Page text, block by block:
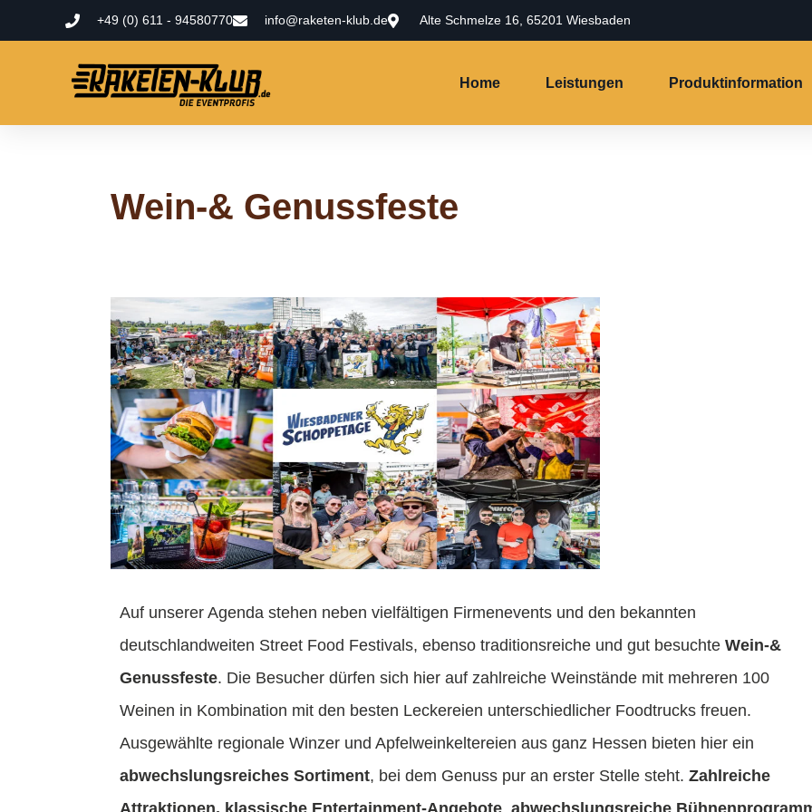
+49 (0) 611 - 94580770 info@raketen-klub.de Alte Schmelze 16, 65201 Wiesbaden
Home Leistungen Produktinformation
Wein-& Genussfeste
Auf unserer Agenda stehen neben vielfältigen Firmenevents und den bekannten
deutschlandweiten Street Food Festivals, ebenso traditionsreiche und gut besuchte Wein-&
Genussfeste. Die Besucher dürfen sich hier auf zahlreiche Weinstände mit mehreren 100
Weinen in Kombination mit den besten Leckereien unterschiedlicher Foodtrucks freuen.
Ausgewählte regionale Winzer und Apfelweinkeltereien aus ganz Hessen bieten hier ein
abwechslungsreiches Sortiment, bei dem Genuss pur an erster Stelle steht. Zahlreiche